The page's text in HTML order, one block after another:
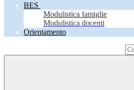
BES
Modulistica famiglie
Modulistica docenti
Orientamento